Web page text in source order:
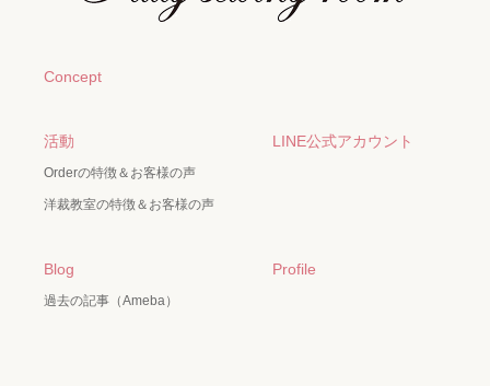
Concept
活動
Orderの特徴＆お客様の声
洋裁教室の特徴＆お客様の声
LINE公式アカウント
Blog
過去の記事（Ameba）
Profile